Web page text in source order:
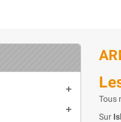
add
add
Tous
Sur